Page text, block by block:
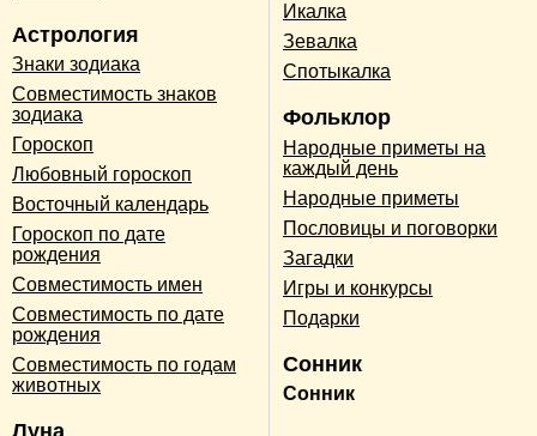
Астрология
Знаки зодиака
Совместимость знаков
зодиака
Гороскоп
Любовный гороскоп
Восточный календарь
Гороскоп по дате
рождения
Совместимость имен
Совместимость по дате
рождения
Совместимость по годам
животных
Икалка
Зевалка
Спотыкалка
Фольклор
Народные приметы на
каждый день
Народные приметы
Пословицы и поговорки
Загадки
Игры и конкурсы
Подарки
Сонник
Сонник